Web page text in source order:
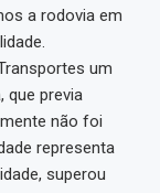
a rodovia em
um
que previa
não foi
representa
superou